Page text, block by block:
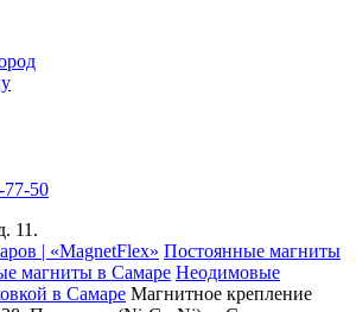
77-50
11.
| «MagnetFlex» Постоянные магниты
магниты в Самаре Неодимовые
в Самаре Магнитное крепление